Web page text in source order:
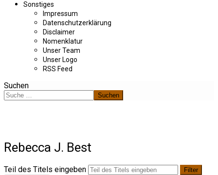
Sonstiges
Impressum
Datenschutzerklärung
Disclaimer
Nomenklatur
Unser Team
Unser Logo
RSS Feed
Suchen
Suchen
Rebecca J. Best
Teil des Titels eingeben
Filter